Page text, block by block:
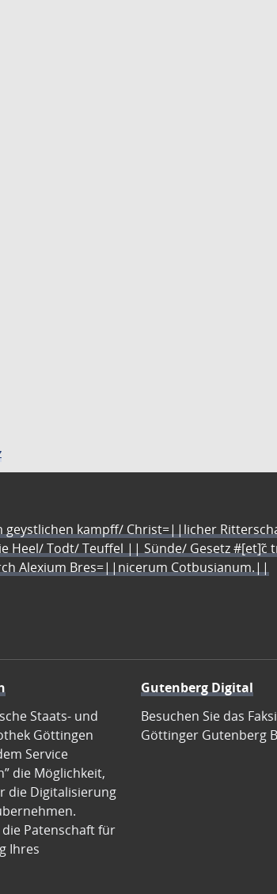
kampff/ Christ=||licher
Heel/ Todt/ Teuffel || Sünde/ Gesetz
Alexium Bres=||nicerum Cotbusianum.||
Staats- und
Göttingen
Service
die Möglichkeit,
die Digitalisierung
Patenschaft für
Ihres
Gutenberg Digital
Besuchen Sie das
Göttinger Gutenberg